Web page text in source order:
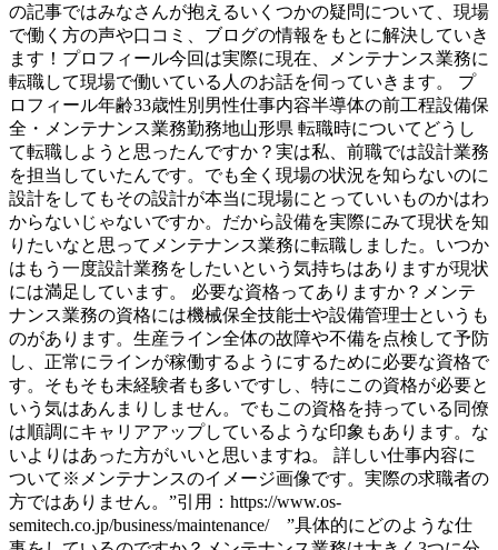
の記事ではみなさんが抱えるいくつかの疑問について、現場
で働く方の声や口コミ、ブログの情報をもとに解決していき
ます！プロフィール今回は実際に現在、メンテナンス業務に
転職して現場で働いている人のお話を伺っていきます。 プ
ロフィール年齢33歳性別男性仕事内容半導体の前工程設備保
全・メンテナンス業務勤務地山形県 転職時についてどうし
て転職しようと思ったんですか？実は私、前職では設計業務
を担当していたんです。でも全く現場の状況を知らないのに
設計をしてもその設計が本当に現場にとっていいものかはわ
からないじゃないですか。だから設備を実際にみて現状を知
りたいなと思ってメンテナンス業務に転職しました。いつか
はもう一度設計業務をしたいという気持ちはありますが現状
には満足しています。 必要な資格ってありますか？メンテ
ナンス業務の資格には機械保全技能士や設備管理士というも
のがあります。生産ライン全体の故障や不備を点検して予防
し、正常にラインが稼働するようにするために必要な資格で
す。そもそも未経験者も多いですし、特にこの資格が必要と
いう気はあんまりしません。でもこの資格を持っている同僚
は順調にキャリアアップしているような印象もあります。な
いよりはあった方がいいと思いますね。 詳しい仕事内容に
ついて※メンテナンスのイメージ画像です。実際の求職者の
方ではありません。”引用：https://www.os-
semitech.co.jp/business/maintenance/ ”具体的にどのような仕